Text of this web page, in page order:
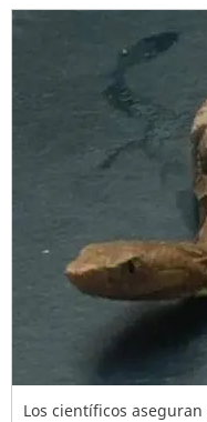
Los científicos